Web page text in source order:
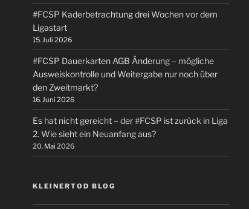
#FCSP Kaderbetrachtung drei Wochen vor dem
Ligastart
15. Juli 2026
#FCSP Dauerkarten AGB Änderung – mögliche
Ausweiskontrolle und Weitergabe nur noch über
den Zweitmarkt?
16. Juni 2026
Es hat nicht gereicht – der #FCSP ist zurück in Liga
2. Wie sieht ein Neuanfang aus?
20. Mai 2026
KLEINERTOD BLOG